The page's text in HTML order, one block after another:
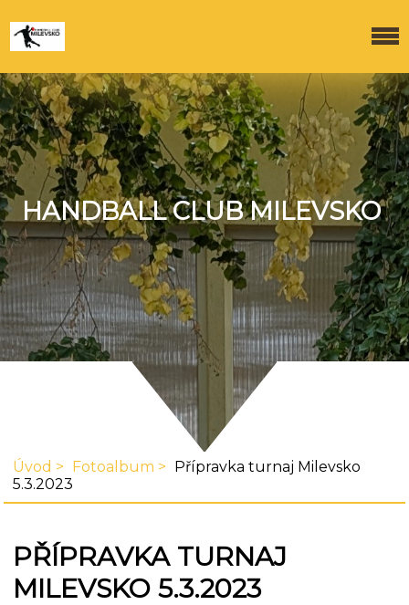
HANDBALL CLUB MILEVSKO
Úvod Fotoalbum
Přípravka turnaj Milevsko
5.3.2023
PŘÍPRAVKA TURNAJ
MILEVSKO 5.3.2023